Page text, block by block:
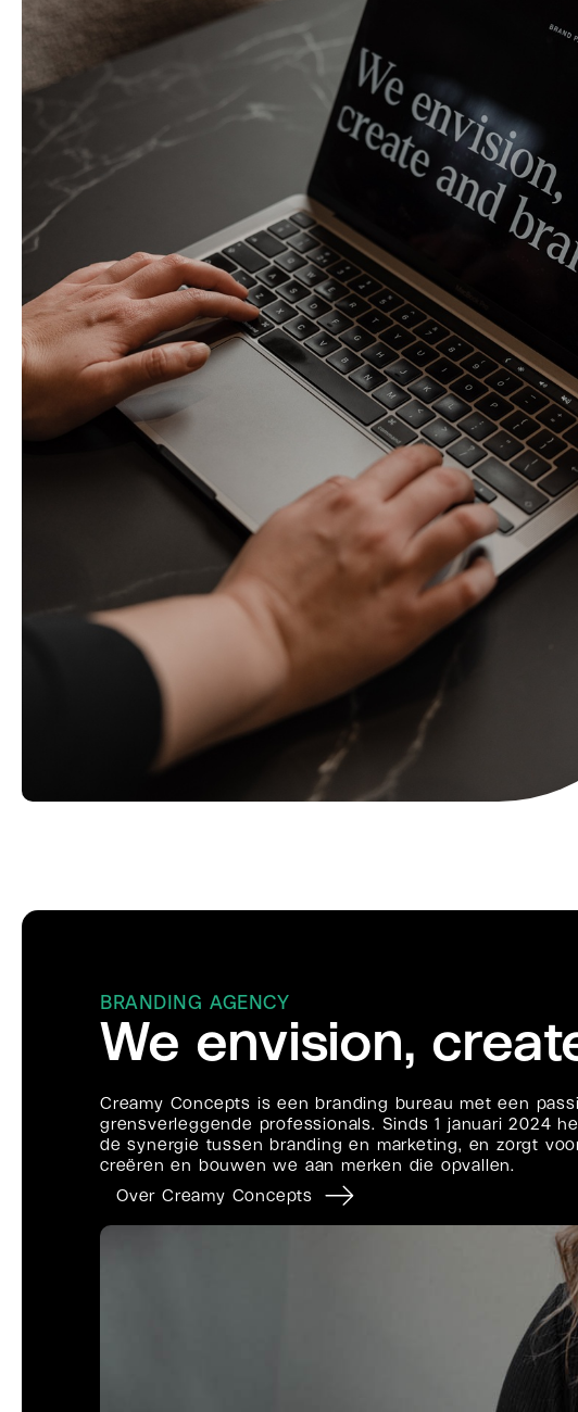
BRANDING AGENCY
We envision,
Creamy Concepts is een branding bureau met een
grensverleggende professionals. Sinds 1 januari 2024
de synergie tussen branding en marketing, en zorgt
creëren en bouwen we aan merken die opvallen.
Over Creamy Concepts